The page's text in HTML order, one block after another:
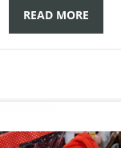
READ MORE